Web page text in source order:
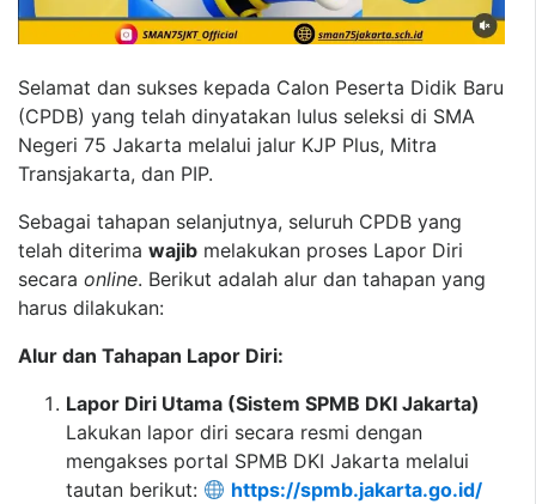
Selamat dan sukses kepada Calon Peserta Didik Baru
(CPDB) yang telah dinyatakan lulus seleksi di SMA
Negeri 75 Jakarta melalui jalur KJP Plus, Mitra
Transjakarta, dan PIP.
Sebagai tahapan selanjutnya, seluruh CPDB yang
telah diterima wajib melakukan proses Lapor Diri
secara online. Berikut adalah alur dan tahapan yang
harus dilakukan:
Alur dan Tahapan Lapor Diri:
Lapor Diri Utama (Sistem SPMB DKI Jakarta)
Lakukan lapor diri secara resmi dengan
mengakses portal SPMB DKI Jakarta melalui
tautan berikut:
https://spmb.jakarta.go.id/